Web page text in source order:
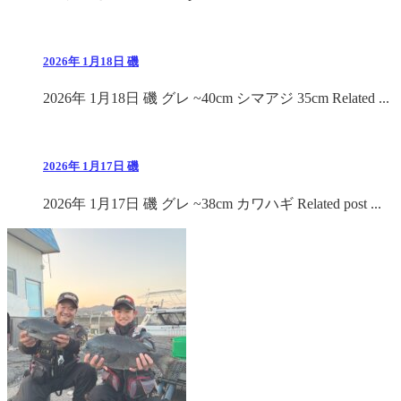
2026年 1月18日 磯
2026年 1月18日 磯 グレ ~40cm シマアジ 35cm Related ...
2026年 1月17日 磯
2026年 1月17日 磯 グレ ~38cm カワハギ Related post ...